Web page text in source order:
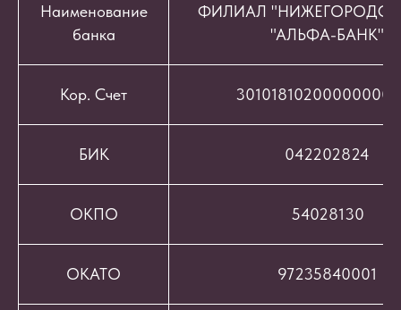
Наименование
банка
ФИЛИАЛ
"АЛЬФА-БАНК"
Кор. Счет
БИК 042202824
ОКПО 54028130
ОКАТО 97235840001